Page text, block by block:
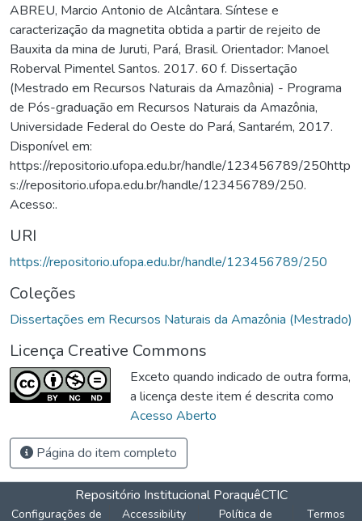
ABREU, Marcio Antonio de Alcântara. Síntese e
caracterização da magnetita obtida a partir de rejeito de
Bauxita da mina de Juruti, Pará, Brasil. Orientador: Manoel
Roberval Pimentel Santos. 2017. 60 f. Dissertação
(Mestrado em Recursos Naturais da Amazônia) - Programa
de Pós-graduação em Recursos Naturais da Amazônia,
Universidade Federal do Oeste do Pará, Santarém, 2017.
Disponível em:
https://repositorio.ufopa.edu.br/handle/123456789/250http
s://repositorio.ufopa.edu.br/handle/123456789/250.
Acesso:.
URI
https://repositorio.ufopa.edu.br/handle/123456789/250
Coleções
Dissertações em Recursos Naturais da Amazônia (Mestrado)
Licença Creative Commons
Exceto quando indicado de outra forma,
a licença deste item é descrita como
Acesso Aberto
Página do item completo
Repositório Institucional PoraquêCTIC
Configurações de Accessibility Política de Termos